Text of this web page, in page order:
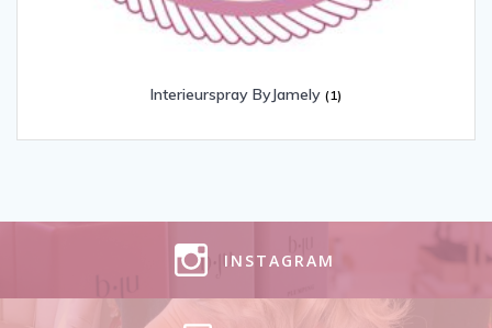
Interieurspray ByJamely (1)
INSTAGRAM